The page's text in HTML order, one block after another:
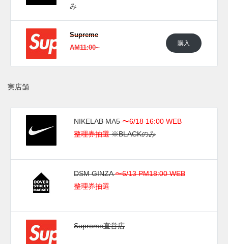
日本国内では2019年6月19日よりNIKE＋SNKRSにてホワイ
BLACK/CHROME-VARSITY ROYAL (BV7630-004)
WHITE/UNIVERSITY RED (BV7630-106)
み
Supreme
AM11:00~
購入
実店舗
NIKELAB MA5〜6/18 16:00 WEB
整理券抽選※BLACKのみ
DSM GINZA〜6/13 PM18:00 WEB
整理券抽選
Supreme直営店